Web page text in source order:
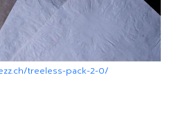
treeless-pack-2-0/